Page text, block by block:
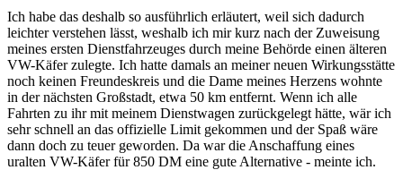
Ich habe das deshalb so ausführlich erläutert, weil sich dadurch
leichter verstehen lässt, weshalb ich mir kurz nach der Zuweisung
meines ersten Dienstfahrzeuges durch meine Behörde einen älteren
VW-Käfer zulegte. Ich hatte damals an meiner neuen Wirkungsstätte
noch keinen Freundeskreis und die Dame meines Herzens wohnte
in der nächsten Großstadt, etwa 50 km entfernt. Wenn ich alle
Fahrten zu ihr mit meinem Dienstwagen zurückgelegt hätte, wär ich
sehr schnell an das offizielle Limit gekommen und der Spaß wäre
dann doch zu teuer geworden. Da war die Anschaffung eines
uralten VW-Käfer für 850 DM eine gute Alternative - meinte ich.